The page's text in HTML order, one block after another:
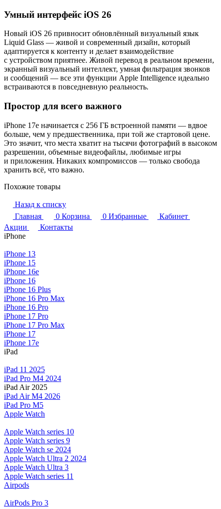
Умный интерфейс iOS 26
Новый iOS 26 привносит обновлённый визуальный язык
Liquid Glass — живой и современный дизайн, который
адаптируется к контенту и делает взаимодействие
с устройством приятнее. Живой перевод в реальном времени,
экранный визуальный интеллект, умная фильтрация звонков
и сообщений — все эти функции Apple Intelligence идеально
встраиваются в повседневную реальность.
Простор для всего важного
iPhone 17e начинается с 256 ГБ встроенной памяти — вдвое
больше, чем у предшественника, при той же стартовой цене.
Это значит, что места хватит на тысячи фотографий в высоком
разрешении, объемные видеофайлы, любимые игры
и приложения. Никаких компромиссов — только свобода
хранить всё, что важно.
Похожие товары
Назад к списку
Главная
0 Корзина 0 Избранные
Кабинет
Акции
Контакты
iPhone
iPhone 13
iPhone 15
iPhone 16e
iPhone 16
iPhone 16 Plus
iPhone 16 Pro Max
iPhone 16 Pro
iPhone 17 Pro
iPhone 17 Pro Max
iPhone 17
iPhone 17e
iPad
iPad 11 2025
iPad Pro M4 2024
iPad Air 2025
iPad Air M4 2026
iPad Pro M5
Apple Watch
Apple Watch series 10
Apple Watch series 9
Apple Watch se 2024
Apple Watch Ultra 2 2024
Apple Watch Ultra 3
Apple Watch series 11
Airpods
AirPods Pro 3